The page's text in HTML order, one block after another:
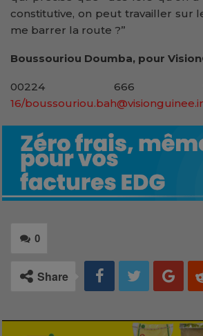
constitutive, on peut travailler sur
me barrer la route ?’’
Boussouriou Doumba, pour
00224 666
16/
0
Share